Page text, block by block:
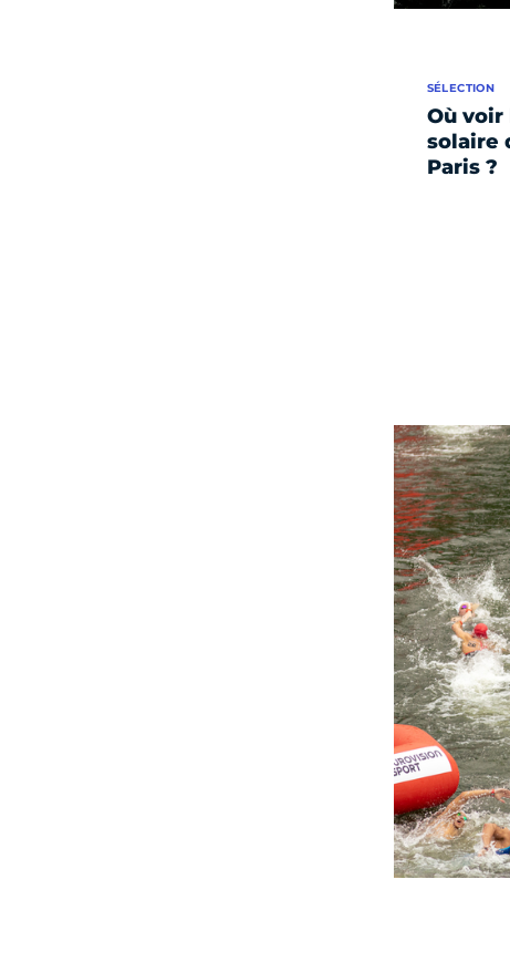
Où voir
solaire
Paris ?
SÉLECTION